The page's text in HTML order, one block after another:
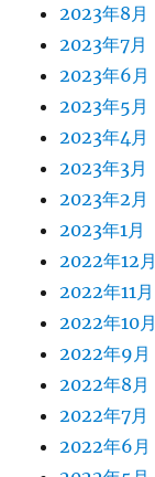
2023年8月
2023年7月
2023年6月
2023年5月
2023年4月
2023年3月
2023年2月
2023年1月
2022年12月
2022年11月
2022年10月
2022年9月
2022年8月
2022年7月
2022年6月